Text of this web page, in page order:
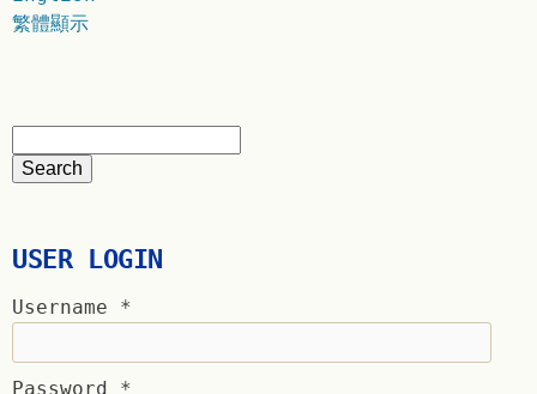
繁體顯示
USER LOGIN
Username *
Password *